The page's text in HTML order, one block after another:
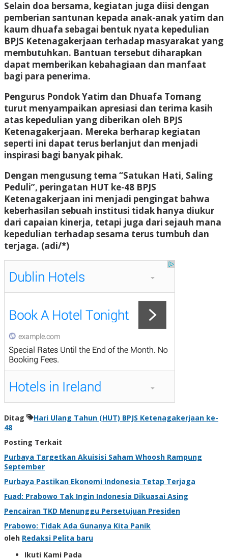
Selain doa bersama, kegiatan juga diisi dengan
pemberian santunan kepada anak-anak yatim dan
kaum dhuafa sebagai bentuk nyata kepedulian
BPJS Ketenagakerjaan terhadap masyarakat yang
membutuhkan. Bantuan tersebut diharapkan
dapat memberikan kebahagiaan dan manfaat
bagi para penerima.
Pengurus Pondok Yatim dan Dhuafa Tomang
turut menyampaikan apresiasi dan terima kasih
atas kepedulian yang diberikan oleh BPJS
Ketenagakerjaan. Mereka berharap kegiatan
seperti ini dapat terus berlanjut dan menjadi
inspirasi bagi banyak pihak.
Dengan mengusung tema “Satukan Hati, Saling
Peduli”, peringatan HUT ke-48 BPJS
Ketenagakerjaan ini menjadi pengingat bahwa
keberhasilan sebuah institusi tidak hanya diukur
dari capaian kinerja, tetapi juga dari sejauh mana
kepedulian terhadap sesama terus tumbuh dan
terjaga. (adi/*)
Ditag
Hari Ulang Tahun (HUT) BPJS Ketenagakerjaan ke-
48
Posting Terkait
Purbaya Targetkan Akuisisi Saham Whoosh Rampung
September
Purbaya Pastikan Ekonomi Indonesia Tetap Terjaga
Fuad: Prabowo Tak Ingin Indonesia Dikuasai Asing
Pencairan TKD Menunggu Persetujuan Presiden
Prabowo: Tidak Ada Gunanya Kita Panik
oleh Redaksi Pelita baru
Ikuti Kami Pada